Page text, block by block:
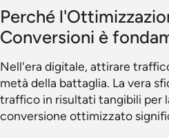
Perché
Conversioni è
Nell'era digitale, attirare
metà della battaglia. La vera
traffico in risultati tangibili per
conversione ottimizzato